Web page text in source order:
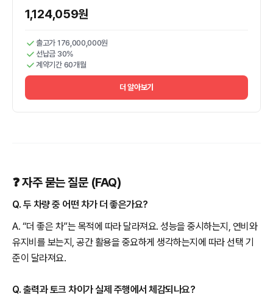
1,124,059원
출고가 176,000,000원
선납금 30%
계약기간 60개월
더 알아보기
❓ 자주 묻는 질문 (FAQ)
Q. 두 차량 중 어떤 차가 더 좋은가요?
A. “더 좋은 차”는 목적에 따라 달라져요. 성능을 중시하는지, 연비와
유지비를 보는지, 공간 활용을 중요하게 생각하는지에 따라 선택 기
준이 달라져요.
Q. 출력과 토크 차이가 실제 주행에서 체감되나요?